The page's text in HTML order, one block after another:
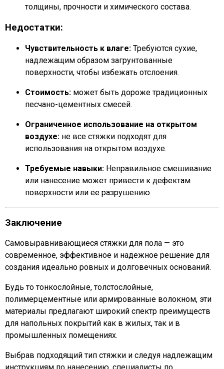
толщины, прочности и химического состава.
Недостатки:
Чувствительность к влаге: Требуются сухие,
надлежащим образом загрунтованные
поверхности, чтобы избежать отслоения.
Стоимость: может быть дороже традиционных
песчано-цементных смесей.
Ограниченное использование на открытом
воздухе: не все стяжки подходят для
использования на открытом воздухе.
Требуемые навыки: Неправильное смешивание
или нанесение может привести к дефектам
поверхности или ее разрушению.
Заключение
Самовыравнивающиеся стяжки для пола — это
современное, эффективное и надежное решение для
создания идеально ровных и долговечных оснований.
Будь то тонкослойные, толстослойные,
полимерцементные или армированные волокном, эти
материалы предлагают широкий спектр преимуществ
для напольных покрытий как в жилых, так и в
промышленных помещениях.
Выбрав подходящий тип стяжки и следуя надлежащим